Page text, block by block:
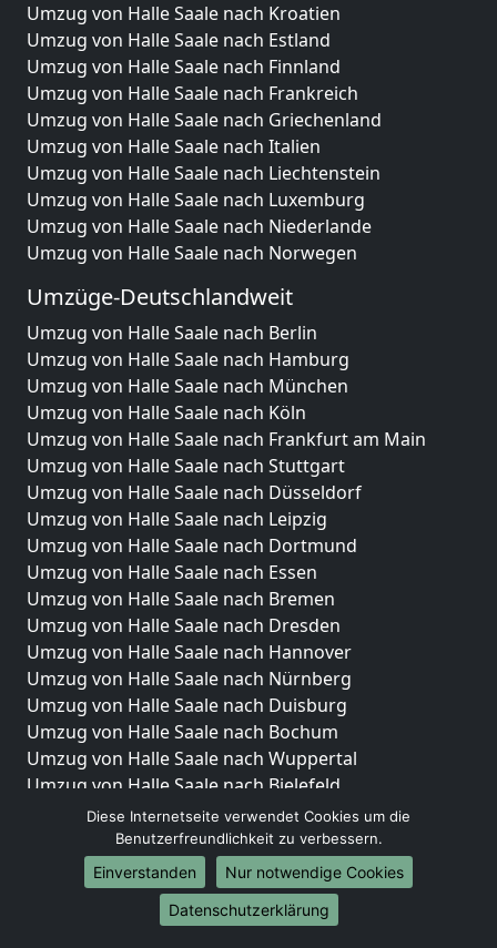
Umzug von Halle Saale nach Kroatien
Umzug von Halle Saale nach Estland
Umzug von Halle Saale nach Finnland
Umzug von Halle Saale nach Frankreich
Umzug von Halle Saale nach Griechenland
Umzug von Halle Saale nach Italien
Umzug von Halle Saale nach Liechtenstein
Umzug von Halle Saale nach Luxemburg
Umzug von Halle Saale nach Niederlande
Umzug von Halle Saale nach Norwegen
Umzüge-Deutschlandweit
Umzug von Halle Saale nach Berlin
Umzug von Halle Saale nach Hamburg
Umzug von Halle Saale nach München
Umzug von Halle Saale nach Köln
Umzug von Halle Saale nach Frankfurt am Main
Umzug von Halle Saale nach Stuttgart
Umzug von Halle Saale nach Düsseldorf
Umzug von Halle Saale nach Leipzig
Umzug von Halle Saale nach Dortmund
Umzug von Halle Saale nach Essen
Umzug von Halle Saale nach Bremen
Umzug von Halle Saale nach Dresden
Umzug von Halle Saale nach Hannover
Umzug von Halle Saale nach Nürnberg
Umzug von Halle Saale nach Duisburg
Umzug von Halle Saale nach Bochum
Umzug von Halle Saale nach Wuppertal
Umzug von Halle Saale nach Bielefeld
Umzug von Halle Saale nach Bonn
Umzug von Halle Saale nach Münster
Internationale-Umzüge
Umzug von Halle Saale nach Brasilien
Diese Internetseite verwendet Cookies um die
Benutzerfreundlichkeit zu verbessern.
Einverstanden
Nur notwendige Cookies
Datenschutzerklärung